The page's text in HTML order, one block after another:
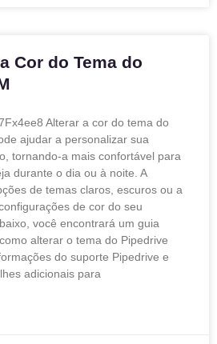
Cor do Tema do
Alterar a cor do tema do
ajudar a personalizar sua
tornando-a mais confortável para
durante o dia ou à noite. A
de temas claros, escuros ou a
de cor do seu
você encontrará um guia
alterar o tema do Pipedrive
do suporte Pipedrive e
adicionais para